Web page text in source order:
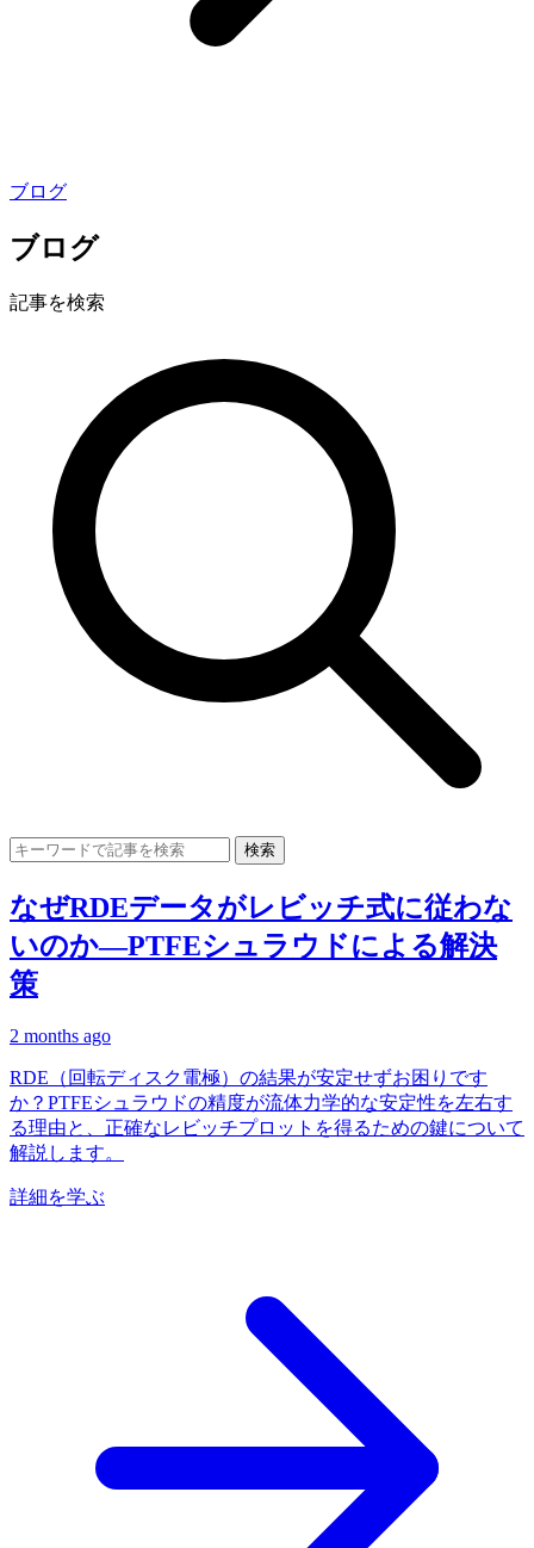
ブログ
ブログ
記事を検索
検索
なぜRDEデータがレビッチ式に従わな
いのか—PTFEシュラウドによる解決
策
2 months ago
RDE（回転ディスク電極）の結果が安定せずお困りです
か？PTFEシュラウドの精度が流体力学的な安定性を左右す
る理由と、正確なレビッチプロットを得るための鍵について
解説します。
詳細を学ぶ